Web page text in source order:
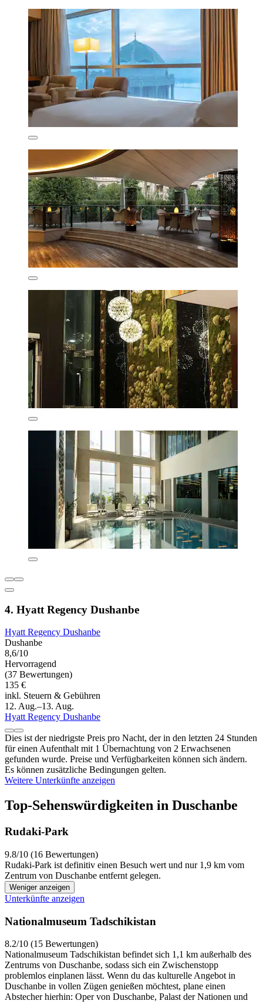
4. Hyatt Regency Dushanbe
Hyatt Regency Dushanbe
Dushanbe
8,6/10
Hervorragend
(37 Bewertungen)
135 €
inkl. Steuern & Gebühren
12. Aug.–13. Aug.
Hyatt Regency Dushanbe
Dies ist der niedrigste Preis pro Nacht, der in den letzten 24 Stunden
für einen Aufenthalt mit 1 Übernachtung von 2 Erwachsenen
gefunden wurde. Preise und Verfügbarkeiten können sich ändern.
Es können zusätzliche Bedingungen gelten.
Weitere Unterkünfte anzeigen
Top-Sehenswürdigkeiten in Duschanbe
Rudaki-Park
9.8/10 (16 Bewertungen)
Rudaki-Park ist definitiv einen Besuch wert und nur 1,9 km vom
Zentrum von Duschanbe entfernt gelegen.
Weniger anzeigen
Unterkünfte anzeigen
Nationalmuseum Tadschikistan
8.2/10 (15 Bewertungen)
Nationalmuseum Tadschikistan befindet sich 1,1 km außerhalb des
Zentrums von Duschanbe, sodass sich ein Zwischenstopp
problemlos einplanen lässt. Wenn du das kulturelle Angebot in
Duschanbe in vollen Zügen genießen möchtest, plane einen
Abstecher hierhin: Oper von Duschanbe, Palast der Nationen und